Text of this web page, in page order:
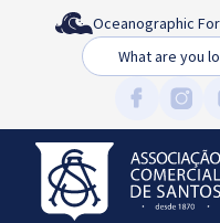
Oceanographic
Busca